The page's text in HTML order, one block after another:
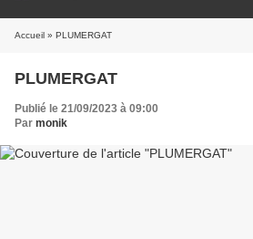
Accueil » PLUMERGAT
PLUMERGAT
Publié le 21/09/2023 à 09:00
Par monik